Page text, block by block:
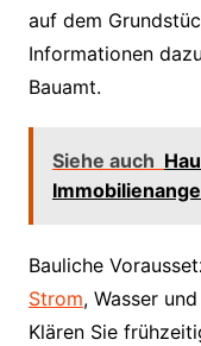
auf dem
Informationen
Bauamt.
Siehe auch
Bauliche
Strom, Wasser und
Klären Sie